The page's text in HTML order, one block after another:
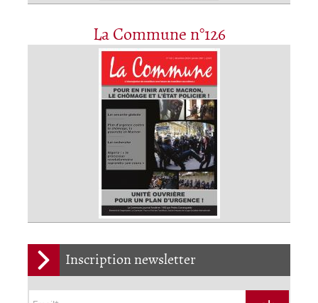
La Commune n°126
Inscription newsletter